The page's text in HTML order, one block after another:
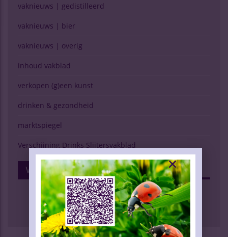
vaknieuws | gedistilleerd
vaknieuws | bier
vaknieuws | overig
inhoud vakblad
verkopen (g)een kunst
drinken & gezondheid
marktspiegel
Verschijning Drinks Slijtersvakblad
Volg Ons Op Facebook